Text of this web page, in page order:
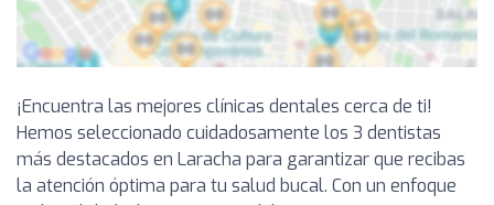
¡Encuentra las mejores clínicas dentales cerca de ti!
Hemos seleccionado cuidadosamente los 3 dentistas
más destacados en Laracha para garantizar que recibas
la atención óptima para tu salud bucal. Con un enfoque